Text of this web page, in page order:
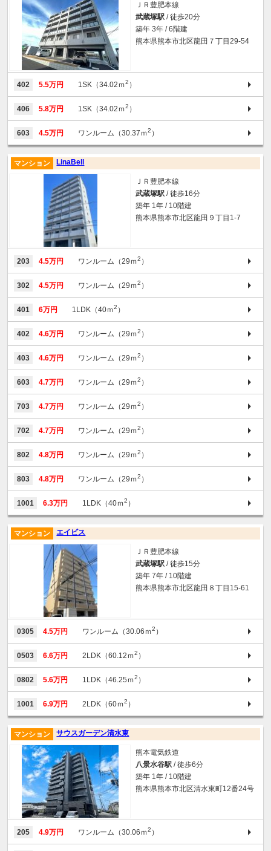
ＪＲ豊肥本線
武蔵塚駅 / 徒歩20分
築年 3年 / 6階建
熊本県熊本市北区龍田７丁目29-54
402 5.5万円 1SK（34.02ｍ2 ）
406 5.8万円 1SK（34.02ｍ2 ）
603 4.5万円 ワンルーム（30.37ｍ2 ）
LinaBell
マンション
ＪＲ豊肥本線
武蔵塚駅 / 徒歩16分
築年 1年 / 10階建
熊本県熊本市北区龍田９丁目1-7
203 4.5万円 ワンルーム（29ｍ2 ）
302 4.5万円 ワンルーム（29ｍ2 ）
401 6万円 1LDK（40ｍ2 ）
402 4.6万円 ワンルーム（29ｍ2 ）
403 4.6万円 ワンルーム（29ｍ2 ）
603 4.7万円 ワンルーム（29ｍ2 ）
703 4.7万円 ワンルーム（29ｍ2 ）
702 4.7万円 ワンルーム（29ｍ2 ）
802 4.8万円 ワンルーム（29ｍ2 ）
803 4.8万円 ワンルーム（29ｍ2 ）
1001 6.3万円 1LDK（40ｍ2 ）
エイビス
マンション
ＪＲ豊肥本線
武蔵塚駅 / 徒歩15分
築年 7年 / 10階建
熊本県熊本市北区龍田８丁目15-61
0305 4.5万円 ワンルーム（30.06ｍ2 ）
0503 6.6万円 2LDK（60.12ｍ2 ）
0802 5.6万円 1LDK（46.25ｍ2 ）
1001 6.9万円 2LDK（60ｍ2 ）
サウスガーデン清水東
マンション
熊本電気鉄道
八景水谷駅 / 徒歩6分
築年 1年 / 10階建
熊本県熊本市北区清水東町12番24号
205 4.9万円 ワンルーム（30.06ｍ2 ）